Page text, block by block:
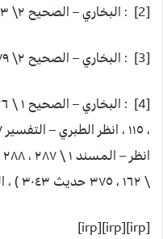
[2] : البخاري – الصحيح ٢\ ٥٨٣
[3] : البخاري – الصحيح ٢\ ٥٧٩
\ ١٦٢ ، ٣٧٥ حديث ٣٠٤٣ ) ، الحاکم – المستدرک ٢ \ ٢٩٦ .
[irp][irp][irp]